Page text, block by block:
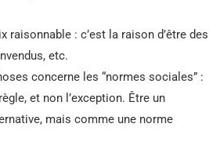
raisonnable : c’est la raison d’être des
etc.
concerne les “normes sociales” :
et non l’exception. Être un
mais comme une norme